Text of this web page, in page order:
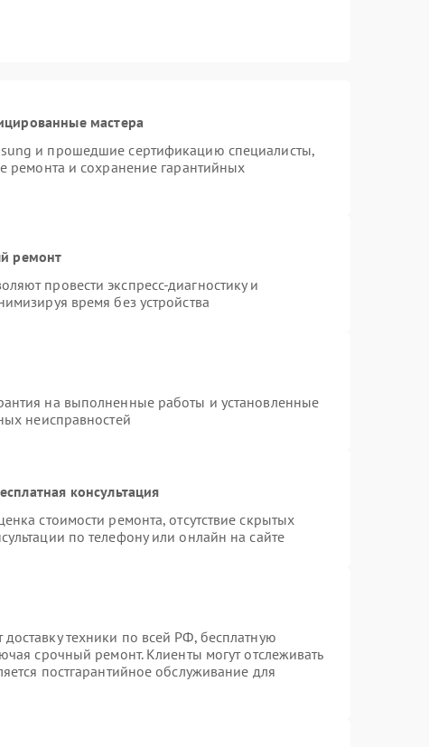
мастера
и прошедшие сертификацию специалисты,
ремонта и сохранение гарантийных
ремонт
провести экспресс-диагностику и
время без устройства
на выполненные работы и установленные
неисправностей
консультация
стоимости ремонта, отсутствие скрытых
по телефону или онлайн на сайте
техники по всей РФ, бесплатную
срочный ремонт. Клиенты могут отслеживать
постгарантийное обслуживание для